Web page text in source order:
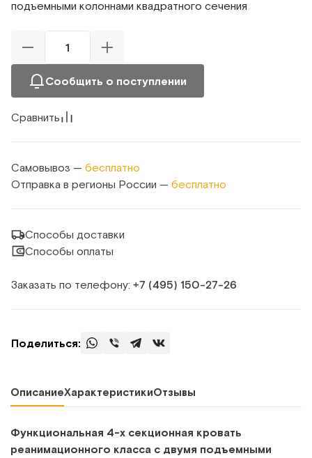
подъемными колоннами квадратного сечения
Сообщить о поступлении
Сравнить
Самовывоз — бесплатно
Отправка в регионы России — бесплатно
Способы доставки
Способы оплаты
Заказать по телефону: +7 (495) 150‑27‑26
Поделиться:
ОписаниеХарактеристикиОтзывы
Функциональная 4-х секционная кровать
реанимационного класса с двумя подъемными